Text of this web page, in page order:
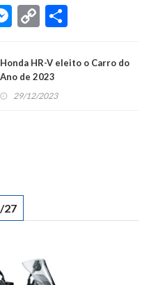
Messenger
Copy
Honda HR-V eleito o Carro do
Ano de 2023
29/12/2023
27